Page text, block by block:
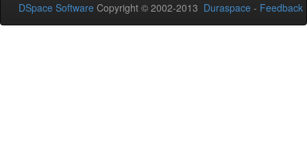
DSpace Software Copyright © 2002-2013 Duraspace - Feedback